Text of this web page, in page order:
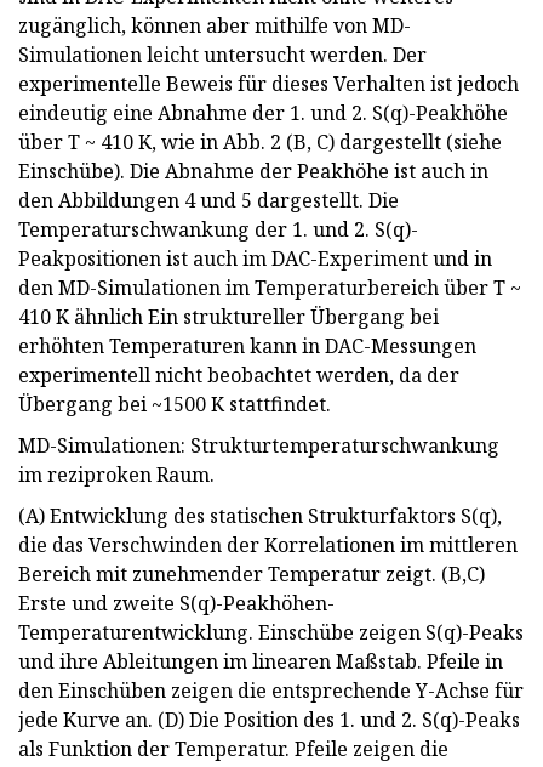
zugänglich, können aber mithilfe von MD-
Simulationen leicht untersucht werden. Der
experimentelle Beweis für dieses Verhalten ist jedoch
eindeutig eine Abnahme der 1. und 2. S(q)-Peakhöhe
über T ~ 410 K, wie in Abb. 2 (B, C) dargestellt (siehe
Einschübe). Die Abnahme der Peakhöhe ist auch in
den Abbildungen 4 und 5 dargestellt. Die
Temperaturschwankung der 1. und 2. S(q)-
Peakpositionen ist auch im DAC-Experiment und in
den MD-Simulationen im Temperaturbereich über T ~
410 K ähnlich Ein struktureller Übergang bei
erhöhten Temperaturen kann in DAC-Messungen
experimentell nicht beobachtet werden, da der
Übergang bei ~1500 K stattfindet.
MD-Simulationen: Strukturtemperaturschwankung
im reziproken Raum.
(A) Entwicklung des statischen Strukturfaktors S(q),
die das Verschwinden der Korrelationen im mittleren
Bereich mit zunehmender Temperatur zeigt. (B,C)
Erste und zweite S(q)-Peakhöhen-
Temperaturentwicklung. Einschübe zeigen S(q)-Peaks
und ihre Ableitungen im linearen Maßstab. Pfeile in
den Einschüben zeigen die entsprechende Y-Achse für
jede Kurve an. (D) Die Position des 1. und 2. S(q)-Peaks
als Funktion der Temperatur. Pfeile zeigen die